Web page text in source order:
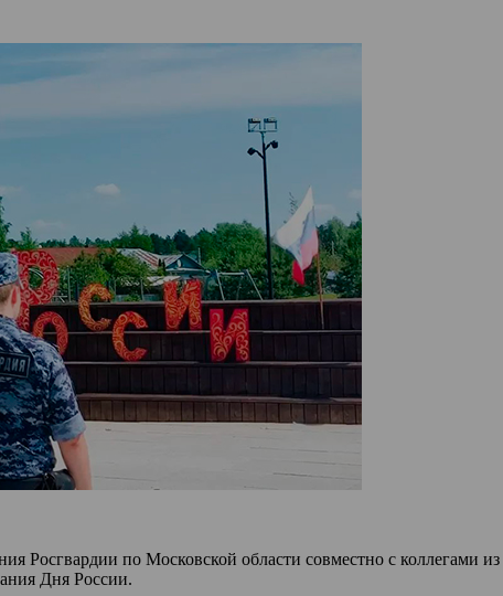
Росгвардии по Московской области совместно с коллегами
Дня России.